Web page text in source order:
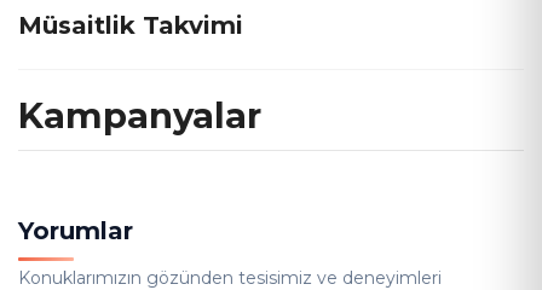
Müsaitlik Takvimi
Kampanyalar
Yorumlar
Konuklarımızın gözünden tesisimiz ve deneyimleri